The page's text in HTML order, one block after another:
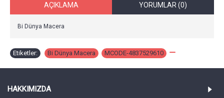
AÇIKLAMA YORUMLAR (0)
Bi Dünya Macera
Etiketler: Bi Dünya Macera MCODE-4837529610
HAKKIMIZDA